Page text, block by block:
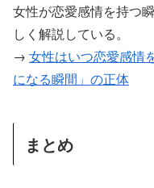
女性が恋愛感情を持つ
しく解説している。
→ 女性はいつ恋愛感情
になる瞬間」の正体
まとめ